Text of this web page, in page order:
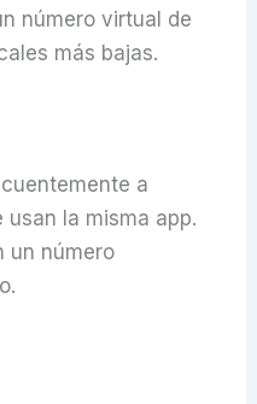
número virtual de
más bajas.
a
la misma app.
un número